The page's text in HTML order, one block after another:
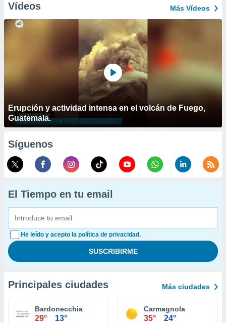
Vídeos Más Vídeos
Erupción y actividad intensa en el volcán de Fuego,
Guatemala.
Síguenos
El Tiempo en tu email
He leído y acepto la política de privacidad.
Principales ciudades Más ciudades
Bardonecchia
29° 13°
Carmagnola
35° 24°